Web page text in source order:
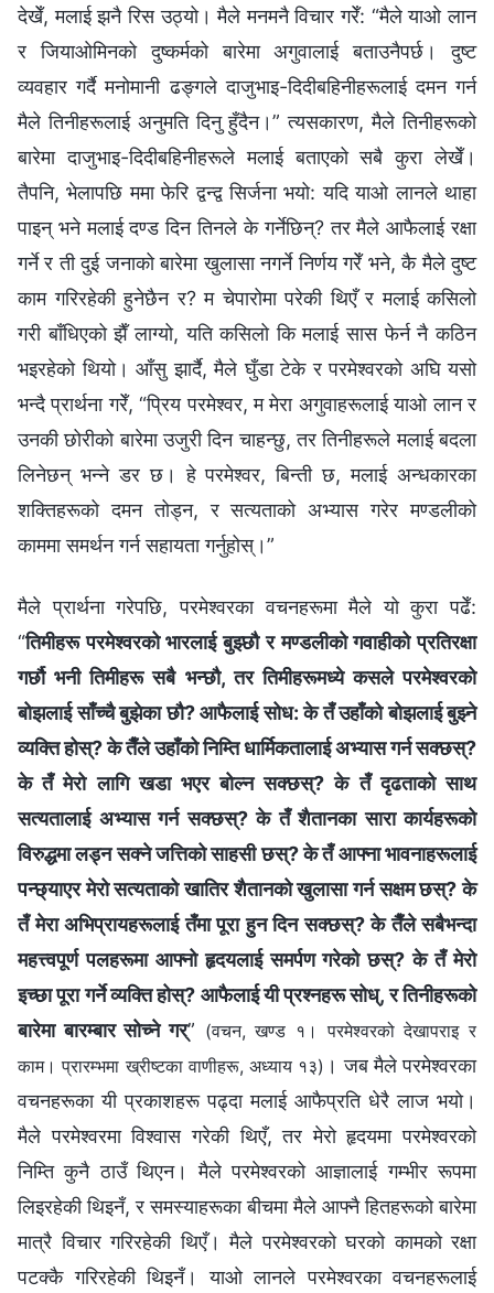
देखेँ, मलाई झनै रिस उठ्यो। मैले मनमनै विचार गरेँ: “मैले याओ लान
र जियाओमिनको दुष्कर्मको बारेमा अगुवालाई बताउनैपर्छ। दुष्ट
व्यवहार गर्दै मनोमानी ढङ्गले दाजुभाइ-दिदीबहिनीहरूलाई दमन गर्न
मैले तिनीहरूलाई अनुमति दिनु हुँदैन।” त्यसकारण, मैले तिनीहरूको
बारेमा दाजुभाइ-दिदीबहिनीहरूले मलाई बताएको सबै कुरा लेखेँ।
तैपनि, भेलापछि ममा फेरि द्वन्द्व सिर्जना भयो: यदि याओ लानले थाहा
पाइन् भने मलाई दण्ड दिन तिनले के गर्नेछिन्? तर मैले आफैलाई रक्षा
गर्ने र ती दुई जनाको बारेमा खुलासा नगर्ने निर्णय गरेँ भने, कै मैले दुष्ट
काम गरिरहेकी हुनेछैन र? म चेपारोमा परेकी थिएँ र मलाई कसिलो
गरी बाँधिएको झैँ लाग्यो, यति कसिलो कि मलाई सास फेर्न नै कठिन
भइरहेको थियो। आँसु झार्दै, मैले घुँडा टेके र परमेश्‍वरको अघि यसो
भन्दै प्रार्थना गरेँ, “प्रिय परमेश्‍वर, म मेरा अगुवाहरूलाई याओ लान र
उनकी छोरीको बारेमा उजुरी दिन चाहन्छु, तर तिनीहरूले मलाई बदला
लिनेछन् भन्‍ने डर छ। हे परमेश्‍वर, बिन्ती छ, मलाई अन्धकारका
शक्तिहरूको दमन तोड्न, र सत्यताको अभ्यास गरेर मण्डलीको
काममा समर्थन गर्न सहायता गर्नुहोस्।”
मैले प्रार्थना गरेपछि, परमेश्‍वरका वचनहरूमा मैले यो कुरा पढेँ:
“तिमीहरू परमेश्‍वरको भारलाई बुझ्छौ र मण्डलीको गवाहीको प्रतिरक्षा
गर्छौ भनी तिमीहरू सबै भन्छौ, तर तिमीहरूमध्ये कसले परमेश्‍वरको
बोझलाई साँच्‍चै बुझेका छौ? आफैलाई सोध: के तँ उहाँको बोझलाई बुझ्‍ने
व्यक्ति होस्? के तैँले उहाँको निम्ति धार्मिकतालाई अभ्यास गर्न सक्छस्?
के तँ मेरो लागि खडा भएर बोल्‍न सक्छस्? के तँ दृढताको साथ
सत्यतालाई अभ्यास गर्न सक्छस्? के तँ शैतानका सारा कार्यहरूको
विरुद्धमा लड्न सक्‍ने जत्तिको साहसी छस्? के तँ आफ्‍ना भावनाहरूलाई
पन्छ्याएर मेरो सत्यताको खातिर शैतानको खुलासा गर्न सक्षम छस्? के
तँ मेरा अभिप्रायहरूलाई तँमा पूरा हुन दिन सक्छस्? के तैँले सबैभन्दा
महत्त्वपूर्ण पलहरूमा आफ्‍नो हृदयलाई समर्पण गरेको छस्? के तँ मेरो
इच्‍छा पूरा गर्ने व्यक्ति होस्? आफैलाई यी प्रश्‍नहरू सोध्, र तिनीहरूको
बारेमा बारम्‍बार सोच्‍ने गर्” (वचन, खण्ड १। परमेश्‍वरको देखापराइ र
काम। प्रारम्‍भमा ख्रीष्‍टका वाणीहरू, अध्याय १३) । जब मैले परमेश्‍वरका
वचनहरूका यी प्रकाशहरू पढ्दा मलाई आफैप्रति धेरै लाज भयो।
मैले परमेश्‍वरमा विश्‍वास गरेकी थिएँ, तर मेरो हृदयमा परमेश्‍वरको
निम्ति कुनै ठाउँ थिएन। मैले परमेश्‍वरको आज्ञालाई गम्‍भीर रूपमा
लिइरहेकी थिइनँ, र समस्याहरूका बीचमा मैले आफ्‍नै हितहरूको बारेमा
मात्रै विचार गरिरहेकी थिएँ। मैले परमेश्‍वरको घरको कामको रक्षा
पटक्‍कै गरिरहेकी थिइनँ। याओ लानले परमेश्‍वरका वचनहरूलाई